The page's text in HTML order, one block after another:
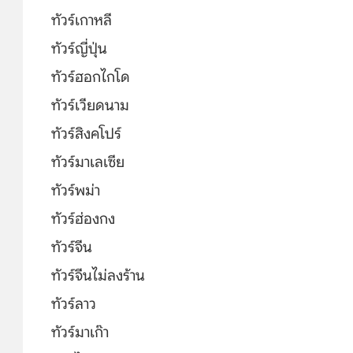
ทัวร์เกาหลี
ทัวร์ญี่ปุ่น
ทัวร์ฮอกไกโด
ทัวร์เวียดนาม
ทัวร์สิงคโปร์
ทัวร์มาเลเซีย
ทัวร์พม่า
ทัวร์ฮ่องกง
ทัวร์จีน
ทัวร์จีนไม่ลงร้าน
ทัวร์ลาว
ทัวร์มาเก๊า